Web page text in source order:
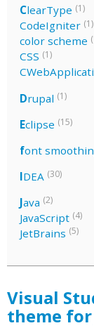
ClearType (1)
CodeIgniter (1)
color scheme
CSS (1)
Drupal (1)
Eclipse (15)
font
IDEA (30)
Java (2)
JavaScript (4)
JetBrains (5)
Visual
theme for